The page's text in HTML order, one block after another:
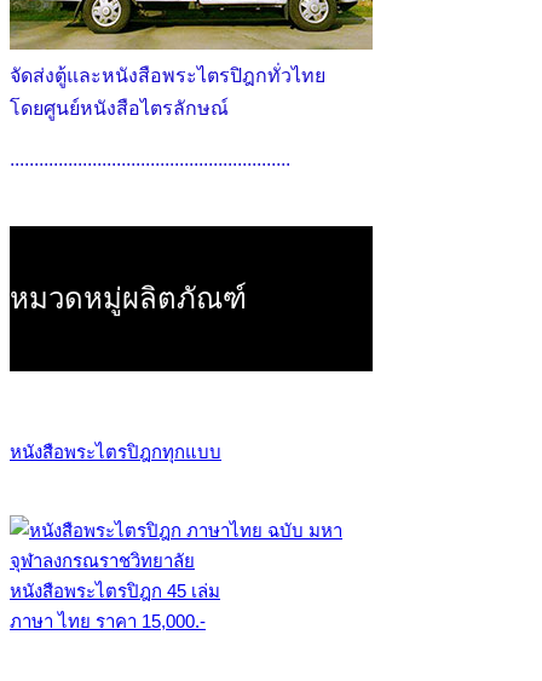
จัดส่งตู้และหนังสือพระไตรปิฎกทั่วไทย
โดยศูนย์หนังสือไตรลักษณ์
..........................................................
หมวดหมู่ผลิตภัณฑ์
หนังสือพระไตรปิฎกทุกแบบ
หนังสือพระไตรปิฎก 45 เล่ม
ภาษา ไทย ราคา 15,000.-